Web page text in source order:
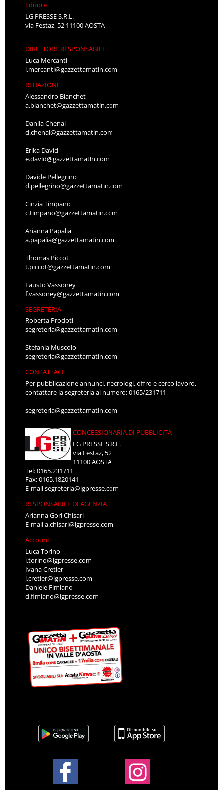
Editore
LG PRESSE S.R.L.
via Festaz, 52 11100 AOSTA
DIRETTORE RESPONSABILE
Luca Mercanti
l.mercanti@gazzettamatin.com
REDAZIONE
Alessandro Bianchet
a.bianchet@gazzettamatin.com
Danila Chenal
d.chenal@gazzettamatin.com
Erika David
e.david@gazzettamatin.com
Davide Pellegrino
d.pellegrino@gazzettamatin.com
Cinzia Timpano
c.timpano@gazzettamatin.com
Arianna Papalia
a.papalia@gazzettamatin.com
Thomas Piccot
t.piccot@gazzettamatin.com
Fausto Vassoney
f.vassoney@gazzettamatin.com
SEGRETERIA
Roberta Prodoti
segreteria@gazzettamatin.com
Stefania Muscolo
segreteria@gazzettamatin.com
CONTATTACI
Per pubblicazione annunci, necrologi, offro e cerco lavoro,
contattare la segreteria al numero: 0165/231711
segreteria@gazzettamatin.com
CONCESSIONARIA DI PUBBLICITÀ
LG PRESSE S.R.L.
via Festaz, 52
11100 AOSTA
Tel: 0165.231711
Fax: 0165.1820141
E-mailsegreteria@lgpresse.com
RESPONSABILE DI AGENZIA
Arianna Gori Chisari
E-maila.chisari@lgpresse.com
Account
Luca Torino
l.torino@lgpresse.com
Ivana Cretier
i.cretier@lgpresse.com
Daniele Fimiano
d.fimiano@lgpresse.com